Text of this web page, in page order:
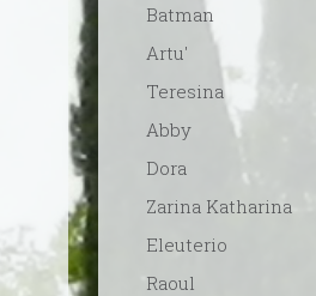
Batman
Artu'
Teresina
Abby
Dora
Zarina Katharina
Eleuterio
Raoul